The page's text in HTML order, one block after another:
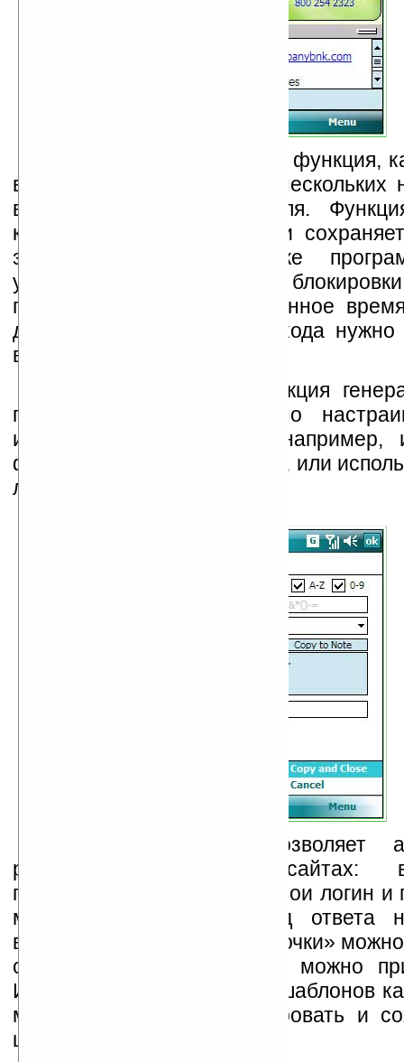
Имеется такая полезная функция,
входа в программу после нескольких
вводов логина или пароля.
копирования автоматически
закрытии или блокировке
установить таймер для
программа через определенное
доступ к данным, и для входа нужно
ввести пароль.
У программы есть функция
паролей, при этом можно
используемых символов, например,
фразы символы пунктуации, или
литеры.
Функция AutoPass позволяет
регистрироваться на сайтах:
прописываем URL сайта, свои логин и
можно осуществлять ввод ответа
вопрос. При этом вид «карточки»
своему желанию, а также можно
Имеется около 30 готовых шаблонов
можно создавать, редактировать и
шаблоны.